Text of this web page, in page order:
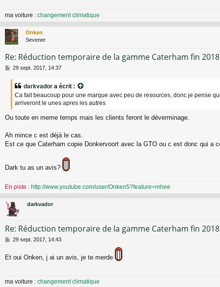
ma voiture : changement climatique
Onken
Sevener
Re: Réduction temporaire de la gamme Caterham fin 2018
M
e
29 sept. 2017, 14:37
darkvador a écrit :
Ca fait beaucoup pour une marque avec peu de resources, donc je pense
arriveront le unes apres les autres
Ou toute en meme temps mais les clients feront le déverminage.
Ah mince c est déjà le cas.
Est ce que Caterham copie Donkervoort avec la GTO ou c est donc qui a
Dark tu as un avis?
En piste : http://www.youtube.com/user/Onken5?feature=mhee
darkvador
Re: Réduction temporaire de la gamme Caterham fin 2018
M
s
e
29 sept. 2017, 14:43
Et oui Onken, j ai un avis, je te merde
ma voiture : changement climatique